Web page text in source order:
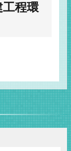
工程環